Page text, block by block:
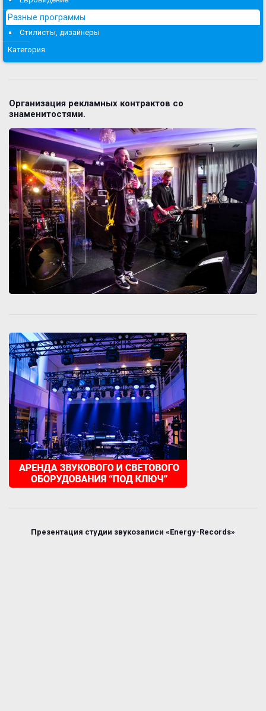
Разные программы
Стилисты, дизайнеры
Категория
Организация рекламных контрактов со
знаменитостями.
Презентация студии звукозаписи «Energy-Records»